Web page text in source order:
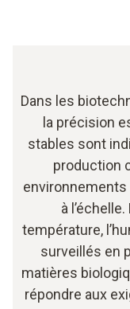
Dans les
la précision
stables sont
production
environnements
à
température,
surveillés en
matières
répondre aux